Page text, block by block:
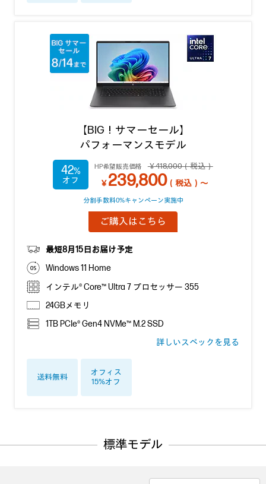
【BIG！サマーセール】
パフォーマンスモデル
42 HP希望販売価格 ￥418,000（税込）
￥239,800（税込）～
分割手数料0%キャンペーン実施中
ご購入はこちら
最短8月15日お届け予定
Windows 11 Home
インテル® Core™ Ultra 7 プロセッサー 355
24GBメモリ
1TB PCIe® Gen4 NVMe™ M.2 SSD
詳しいスペックを見る
送料無料
オフィス
15%オフ
標準モデル